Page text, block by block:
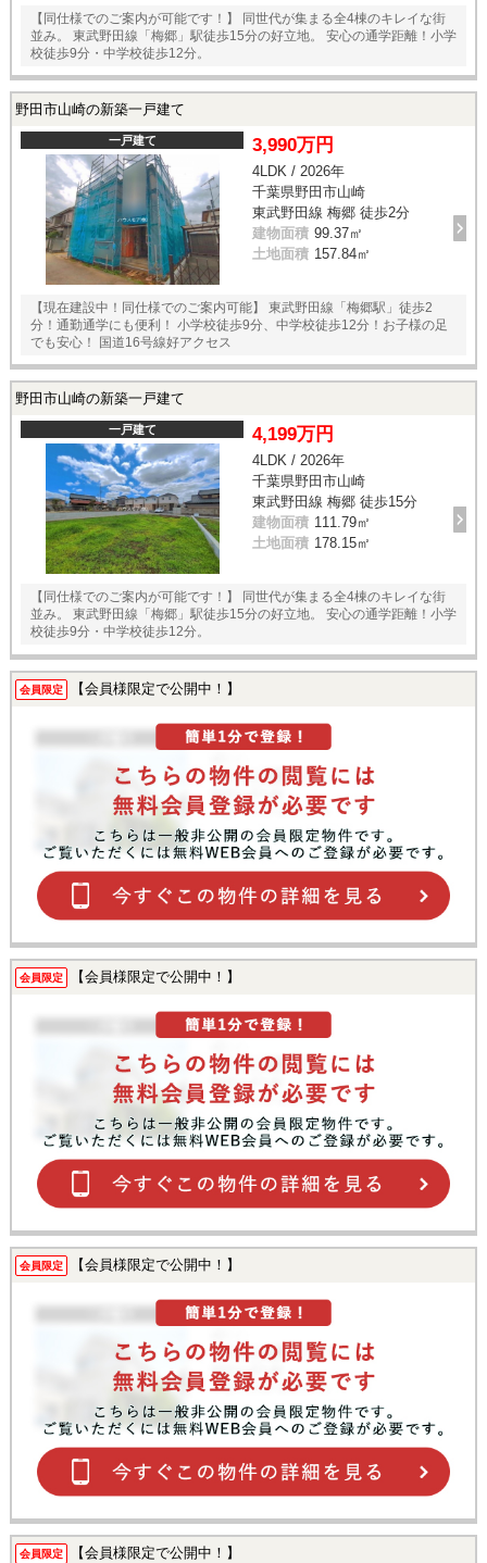
【同仕様でのご案内が可能です！】 同世代が集まる全4棟のキレイな街
並み。 東武野田線「梅郷」駅徒歩15分の好立地。 安心の通学距離！小学
校徒歩9分・中学校徒歩12分。
野田市山崎の新築一戸建て
一戸建て 3,990万円
4LDK / 2026年
千葉県野田市山崎
東武野田線 梅郷 徒歩2分
建物面積 99.37㎡
土地面積 157.84㎡
【現在建設中！同仕様でのご案内可能】 東武野田線「梅郷駅」徒歩2
分！通勤通学にも便利！ 小学校徒歩9分、中学校徒歩12分！お子様の足
でも安心！ 国道16号線好アクセス
野田市山崎の新築一戸建て
一戸建て 4,199万円
4LDK / 2026年
千葉県野田市山崎
東武野田線 梅郷 徒歩15分
建物面積 111.79㎡
土地面積 178.15㎡
【同仕様でのご案内が可能です！】 同世代が集まる全4棟のキレイな街
並み。 東武野田線「梅郷」駅徒歩15分の好立地。 安心の通学距離！小学
校徒歩9分・中学校徒歩12分。
会員限定 【会員様限定で公開中！】
会員限定 【会員様限定で公開中！】
会員限定 【会員様限定で公開中！】
会員限定 【会員様限定で公開中！】